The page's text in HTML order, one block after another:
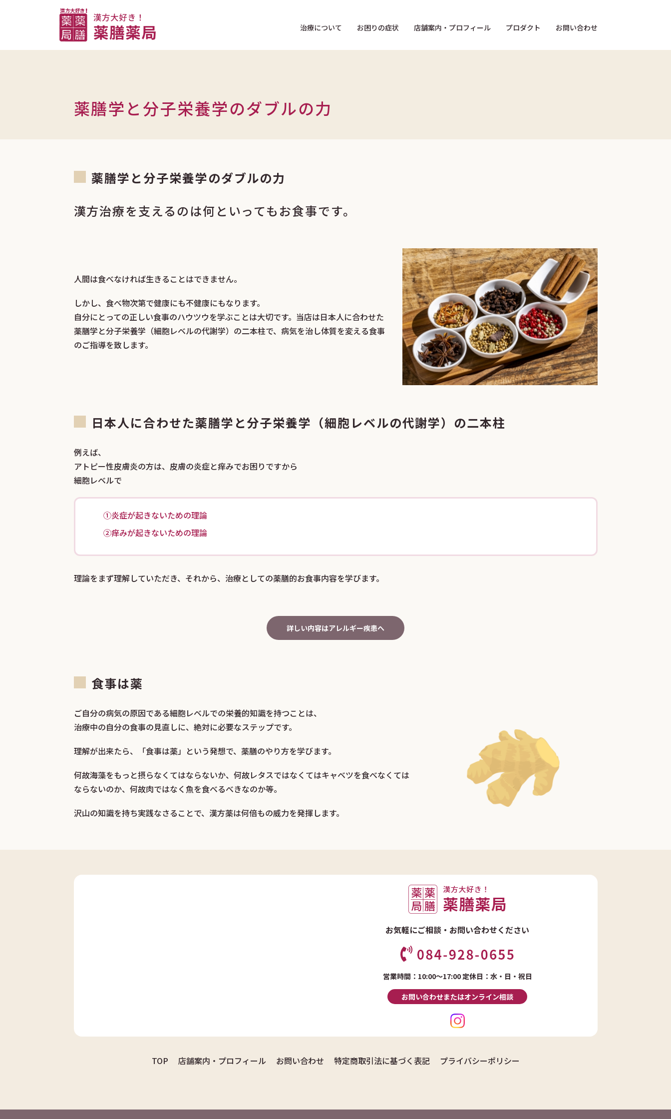
ン
治療について お困りの症状 店舗案内・プロフィール プロダクト お問い合わせ
薬膳学と分子栄養学のダブルの力
薬膳学と分子栄養学のダブルの力
漢方治療を支えるのは何といってもお食事です。
人間は食べなければ生きることはできません。
しかし、食べ物次第で健康にも不健康にもなります。
自分にとっての正しい食事のハウツウを学ぶことは大切です。当店は日本人に合わせた
薬膳学と分子栄養学（細胞レベルの代謝学）の二本柱で、病気を治し体質を変える食事
のご指導を致します。
日本人に合わせた薬膳学と分子栄養学（細胞レベルの代謝学）の二本柱
例えば、
アトピー性皮膚炎の方は、皮膚の炎症と痒みでお困りですから
細胞レベルで
①炎症が起きないための理論
②痒みが起きないための理論
理論をまず理解していただき、それから、治療としての薬膳的お食事内容を学びます。
詳しい内容はアレルギー疾患へ
食事は薬
ご自分の病気の原因である細胞レベルでの栄養的知識を持つことは、
治療中の自分の食事の見直しに、絶対に必要なステップです。
理解が出来たら、「食事は薬」という発想で、薬膳のやり方を学びます。
何故海藻をもっと摂らなくてはならないか、何故レタスではなくてはキャベツを食べなくては
ならないのか、何故肉ではなく魚を食べるべきなのか等。
沢山の知識を持ち実践なさることで、漢方薬は何倍もの威力を発揮します。
お気軽にご相談・ お問い合わせください
営業時間：10:00～17:00 定休日：水・日・祝日
お問い合わせまたはオンライン相談
TOP 店舗案内・プロフィール お問い合わせ 特定商取引法に基づく表記 プライバシーポリシー